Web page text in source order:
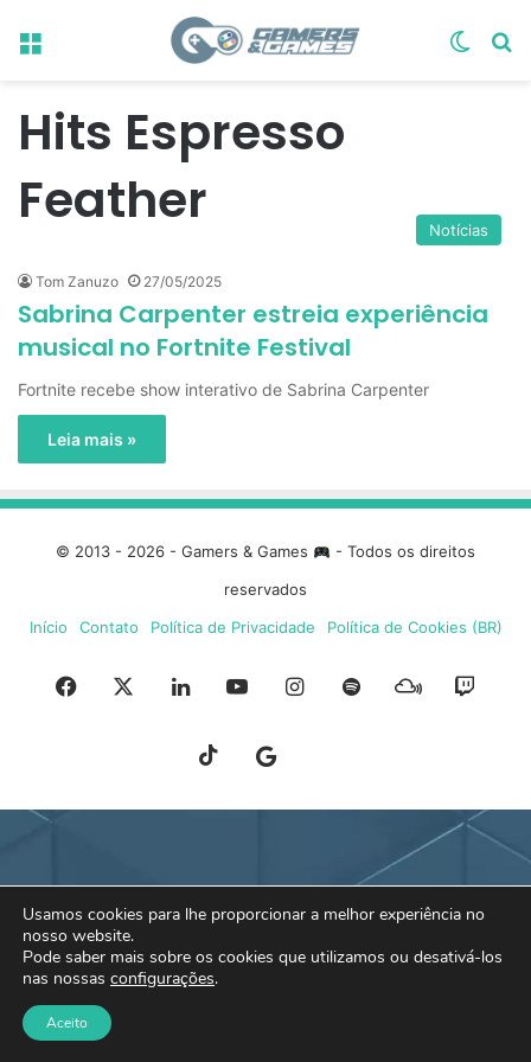
Menu
Hits Espresso
Feather
Notícias
Tom Zanuzo 27/05/2025
Sabrina Carpenter estreia experiência
musical no Fortnite Festival
Fortnite recebe show interativo de Sabrina Carpenter
Leia mais »
© 2013 - 2026 - Gamers & Games
- Todos os direitos
reservados
Início
Contato Política de Privacidade Política de Cookies (BR)
Facebook LinkedinYouTubeInstagram
SpotifyMixcloud
TikTokGoogle
NewsSky
Usamos cookies para lhe proporcionar a melhor experiência no
nosso website.
Pode saber mais sobre os cookies que utilizamos ou desativá-los
nas nossas configurações.
Aceito